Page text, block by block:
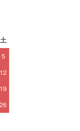
土
5
12
19
26